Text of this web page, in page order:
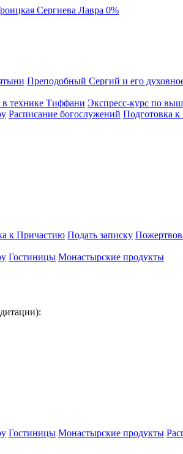
Сергиева Лавра 0%
Преподобный Сергий и его
технике Тиффани Экспресс-курс по
Расписание богослужений Подготовка
к Причастию Подать записку
Гостиницы Монастырские продукты
Гостиницы Монастырские продукты